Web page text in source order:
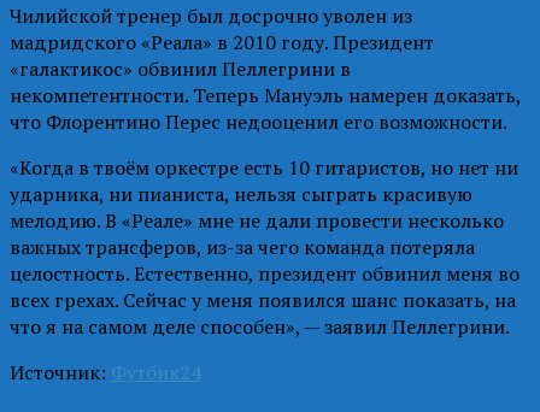
Чилийской тренер был досрочно уволен из
мадридского «Реала» в 2010 году. Президент
«галактикос» обвинил Пеллегрини в
некомпетентности. Теперь Мануэль намерен доказать,
что Флорентино Перес недооценил его возможности.
«Когда в твоём оркестре есть 10 гитаристов, но нет ни
ударника, ни пианиста, нельзя сыграть красивую
мелодию. В «Реале» мне не дали провести несколько
важных трансферов, из-за чего команда потеряла
целостность. Естественно, президент обвинил меня во
всех грехах. Сейчас у меня появился шанс показать, на
что я на самом деле способен», — заявил Пеллегрини.
Источник: Футбик24